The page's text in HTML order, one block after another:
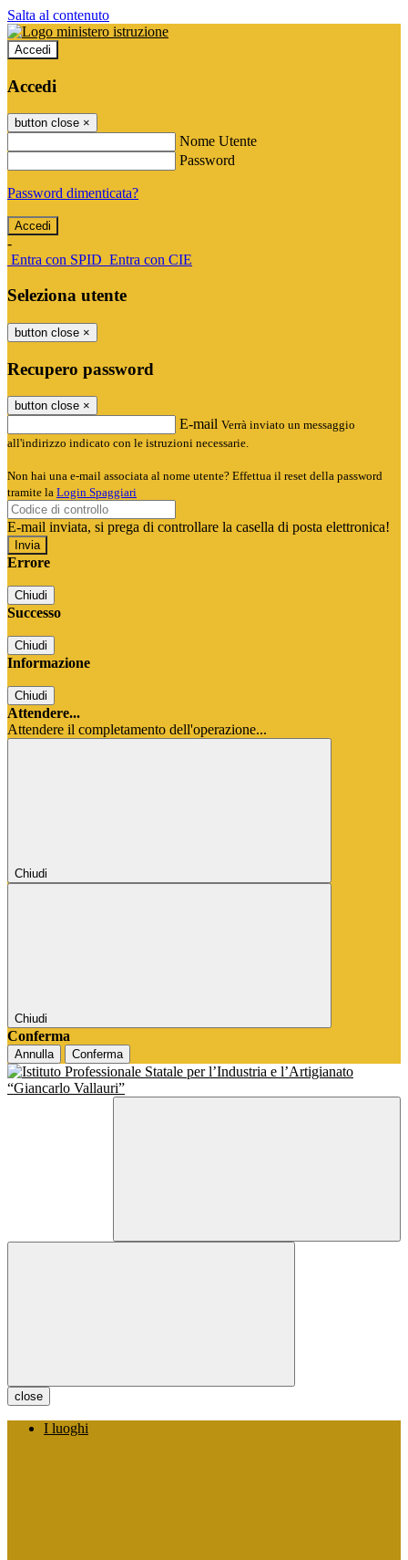
Salta al contenuto
Accedi
Accedi
button close ×
Nome Utente
Password
Password dimenticata?
-
Entra con SPID Entra con CIE
Seleziona utente
button close ×
Recupero password
button close ×
E-mail Verrà inviato un messaggio
all'indirizzo indicato con le istruzioni necessarie.
Non hai una e-mail associata al nome utente? Effettua il reset della password
tramite la Login Spaggiari
E-mail inviata, si prega di controllare la casella di posta elettronica!
Errore
Chiudi
Successo
Chiudi
Informazione
Chiudi
Attendere...
Attendere il completamento dell'operazione...
Chiudi
Chiudi
Conferma
Annulla Conferma
close
I luoghi